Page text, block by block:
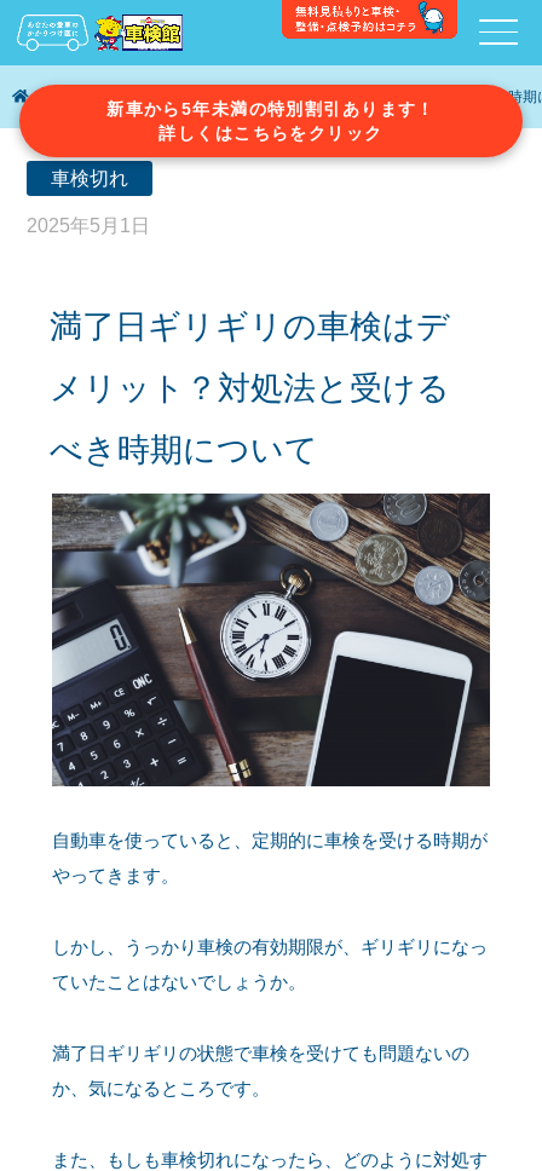
新車から5年未満の特別割引あります！
詳しくはこちらをクリック
車検ガイド 満了日ギリギリの車検はデメリット？対処法と受けるべき時期
車検切れ
2025年5月1日
満了日ギリギリの車検はデ
メリット？対処法と受ける
べき時期について
自動車を使っていると、定期的に車検を受ける時期が
やってきます。
しかし、うっかり車検の有効期限が、ギリギリになっ
ていたことはないでしょうか。
満了日ギリギリの状態で車検を受けても問題ないの
か、気になるところです。
また、もしも車検切れになったら、どのように対処す